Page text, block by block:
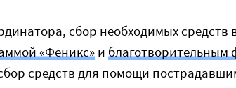
сбор необходимых
«Феникс» и благотворительным
средств для помощи